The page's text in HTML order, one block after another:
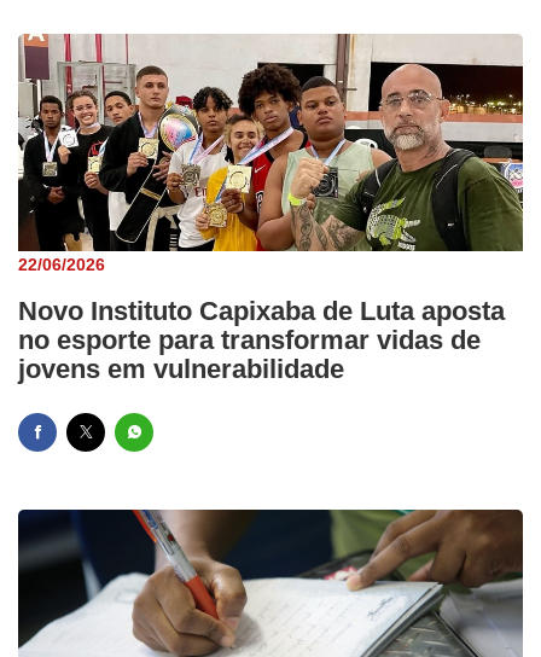
22/06/2026
Novo Instituto Capixaba de Luta aposta
no esporte para transformar vidas de
jovens em vulnerabilidade